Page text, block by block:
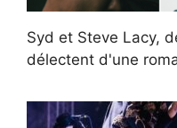
Syd et Steve Lacy,
délectent d'une